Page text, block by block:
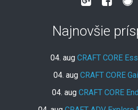
Najnovšie
04. aug CRAFT CORE
04. aug CRAFT CORE
04. aug CRAFT CORE